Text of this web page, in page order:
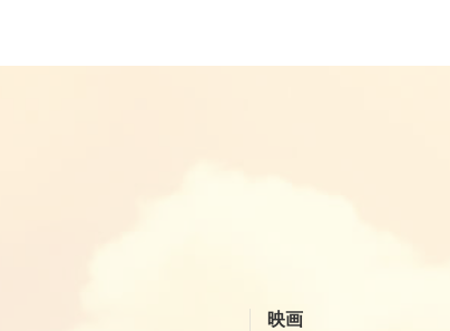
映画